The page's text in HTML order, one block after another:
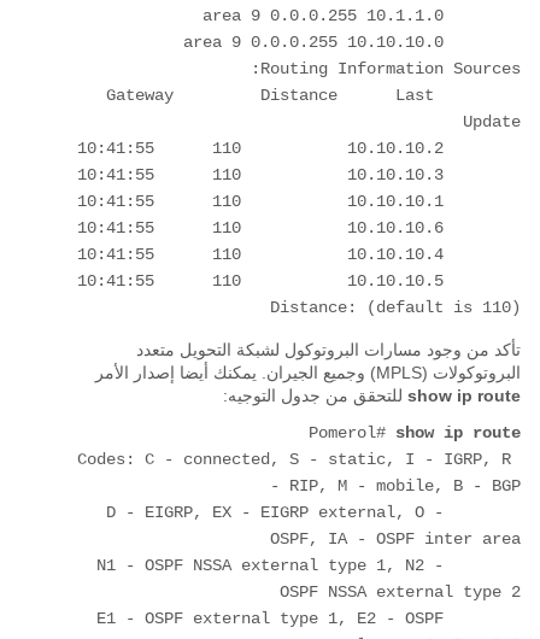
	Gateway         Distance      Last
Distance: (default is 110)
تأكد من وجود مسارات البروتوكول لشبكة التحويل متعدد
البروتوكولات (MPLS) وجميع الجيران. يمكنك أيضا إصدار الأمر
show ip route للتحقق من جدول التوجيه:
Pomerol# show ip route
Codes: C - connected, S - static, I - IGRP, R
       D - EIGRP, EX - EIGRP external, O -
       N1 - OSPF NSSA external type 1, N2 -
       E1 - OSPF external type 1, E2 - OSPF